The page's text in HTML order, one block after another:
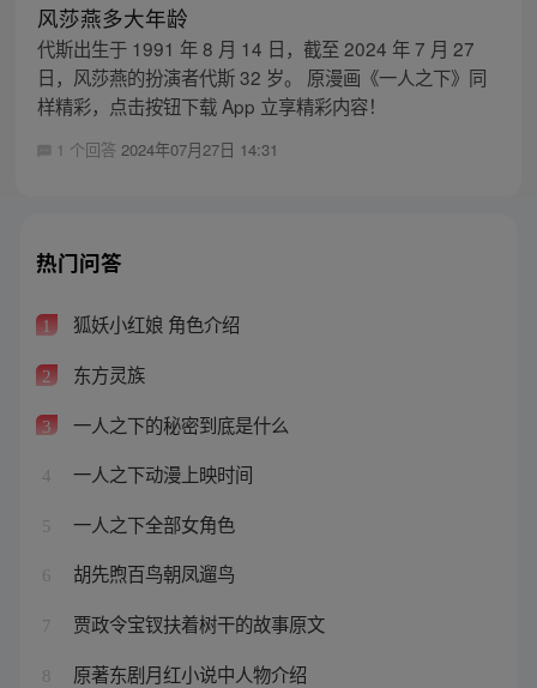
风莎燕多大年龄
代斯出生于 1991 年 8 月 14 日，截至 2024 年 7 月 27
日，风莎燕的扮演者代斯 32 岁。 原漫画《一人之下》同
样精彩，点击按钮下载 App 立享精彩内容！
1 个回答 2024年07月27日 14:31
热门问答
1 狐妖小红娘 角色介绍
2 东方灵族
3 一人之下的秘密到底是什么
4 一人之下动漫上映时间
5 一人之下全部女角色
6 胡先煦百鸟朝凤遛鸟
7 贾政令宝钗扶着树干的故事原文
8 原著东剧月红小说中人物介绍